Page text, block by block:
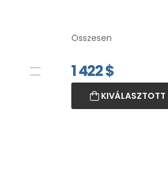
Összesen
1 422$
KIVÁLASZTOTT